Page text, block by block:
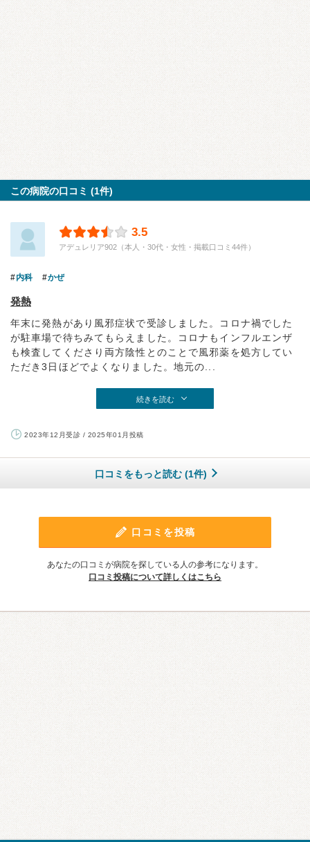
この病院の口コミ (1件)
3.5
アデュレリア902（本人・30代・女性・掲載口コミ44件）
内科 かぜ
発熱
年末に発熱があり風邪症状で受診しました。コロナ禍でした
が駐車場で待ちみてもらえました。コロナもインフルエンザ
も検査してくださり両方陰性とのことで風邪薬を処方してい
ただき3日ほどでよくなりました。地元の...
続きを読む
2023年12月受診 / 2025年01月投稿
口コミをもっと読む (1件)
口コミを投稿
あなたの口コミが病院を探している人の参考になります。
口コミ投稿について詳しくはこちら